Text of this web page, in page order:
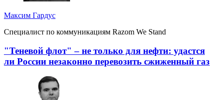
Максим Гардус
Специалист по коммуникациям Razom We Stand
"Теневой флот" – не только для нефти: удастся
ли России незаконно перевозить сжиженный газ